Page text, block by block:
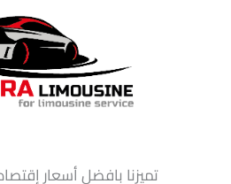
تميزنا بافضل أسعار